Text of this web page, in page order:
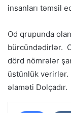
insanları təmsil
Od qrupunda
bürcündədirlər.
dörd nömrələr
üstünlük verirlər.
əlaməti Dolçadır.